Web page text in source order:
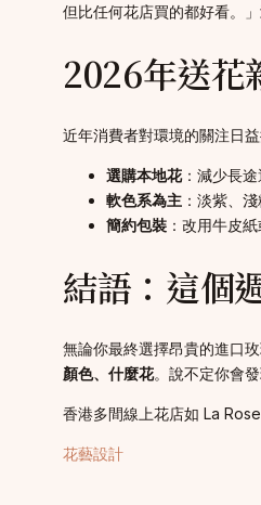
但比任何花店買的都好看。」
2026年送花
近年消費者對環境的關注日
選購本地花：減少長途
軟色系為主 ：淡紫、
簡約包裝 ：改用牛皮
結語：這個
無論你最終選擇昂貴的進口
顏色、什麼花。說不定你會
香港多間線上花店如 La
花藝設計